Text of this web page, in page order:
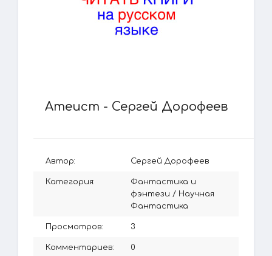
Атеист - Сергей Дорофеев
Автор: Сергей Дорофеев
Категория:
Фантастика и
фэнтези / Научная
Фантастика
Просмотров: 3
Комментариев: 0